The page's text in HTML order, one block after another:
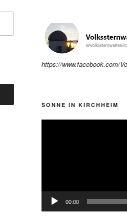
https://www.facebook.com/
SONNE IN KIRCHHEIM
00:00